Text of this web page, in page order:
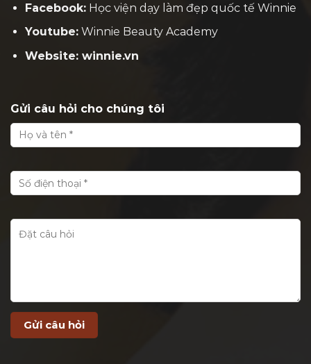
Facebook:Học viện dạy làm đẹp quốc tế Winnie
Youtube:Winnie Beauty Academy
Website: winnie.vn
Gửi câu hỏi cho chúng tôi